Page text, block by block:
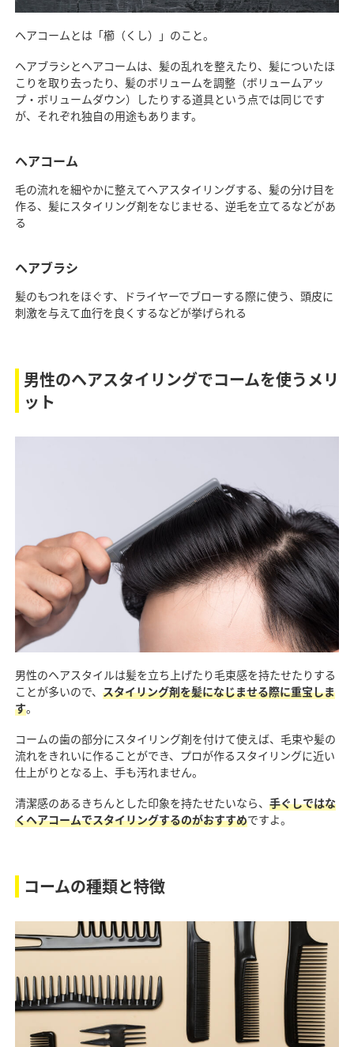
ヘアコームとは「櫛（くし）」のこと。
ヘアブラシとヘアコームは、髪の乱れを整えたり、髪についたほ
こりを取り去ったり、髪のボリュームを調整（ボリュームアッ
プ・ボリュームダウン）したりする道具という点では同じです
が、それぞれ独自の用途もあります。
ヘアコーム
毛の流れを細やかに整えてヘアスタイリングする、髪の分け目を
作る、髪にスタイリング剤をなじませる、逆毛を立てるなどがあ
る
ヘアブラシ
髪のもつれをほぐす、ドライヤーでブローする際に使う、頭皮に
刺激を与えて血行を良くするなどが挙げられる
男性のヘアスタイリングでコームを使うメリ
ット
男性のヘアスタイルは髪を立ち上げたり毛束感を持たせたりする
ことが多いので、 スタイリング剤を髪になじませる際に重宝しま
す。
コームの歯の部分にスタイリング剤を付けて使えば、毛束や髪の
流れをきれいに作ることができ、プロが作るスタイリングに近い
仕上がりとなる上、手も汚れません。
清潔感のあるきちんとした印象を持たせたいなら、 手ぐしではな
くヘアコームでスタイリングするのがおすすめですよ。
コームの種類と特徴